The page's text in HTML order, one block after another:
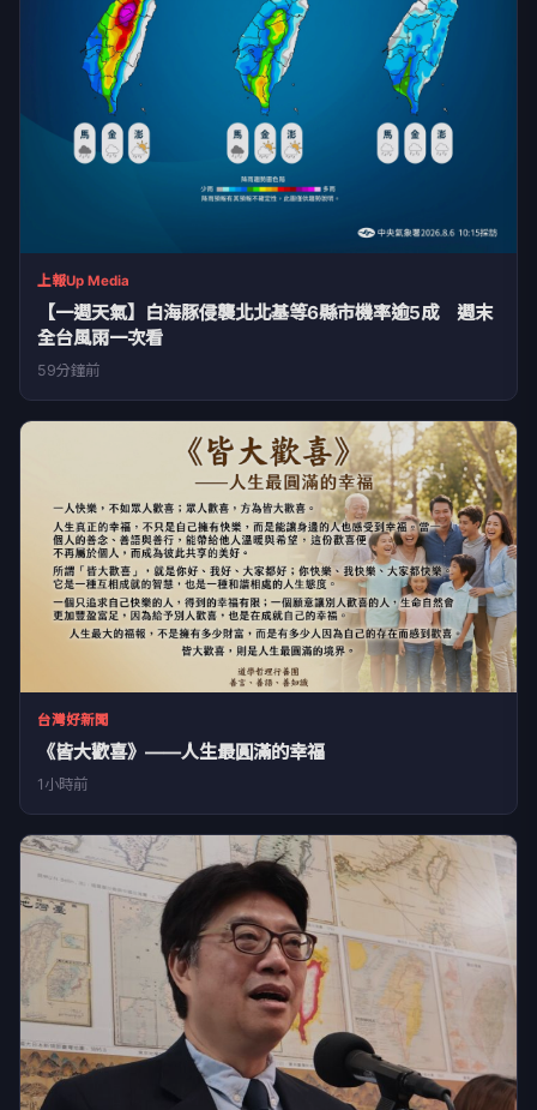
上報Up Media
【一週天氣】白海豚侵襲北北基等6縣市機率逾5成 週末
全台風雨一次看
59分鐘前
台灣好新聞
《皆大歡喜》——人生最圓滿的幸福
1小時前